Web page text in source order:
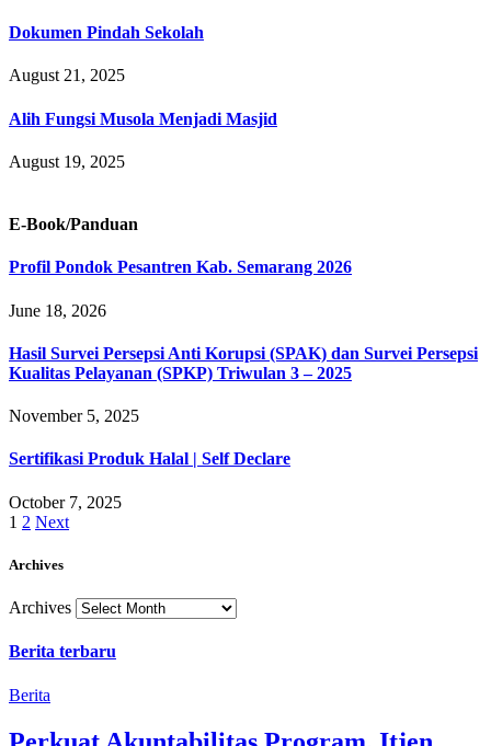
Dokumen Pindah Sekolah
August 21, 2025
Alih Fungsi Musola Menjadi Masjid
August 19, 2025
E-Book/Panduan
Profil Pondok Pesantren Kab. Semarang 2026
June 18, 2026
Hasil Survei Persepsi Anti Korupsi (SPAK) dan Survei Persepsi
Kualitas Pelayanan (SPKP) Triwulan 3 – 2025
November 5, 2025
Sertifikasi Produk Halal | Self Declare
October 7, 2025
1 2 Next
Archives
Archives
Berita terbaru
Berita